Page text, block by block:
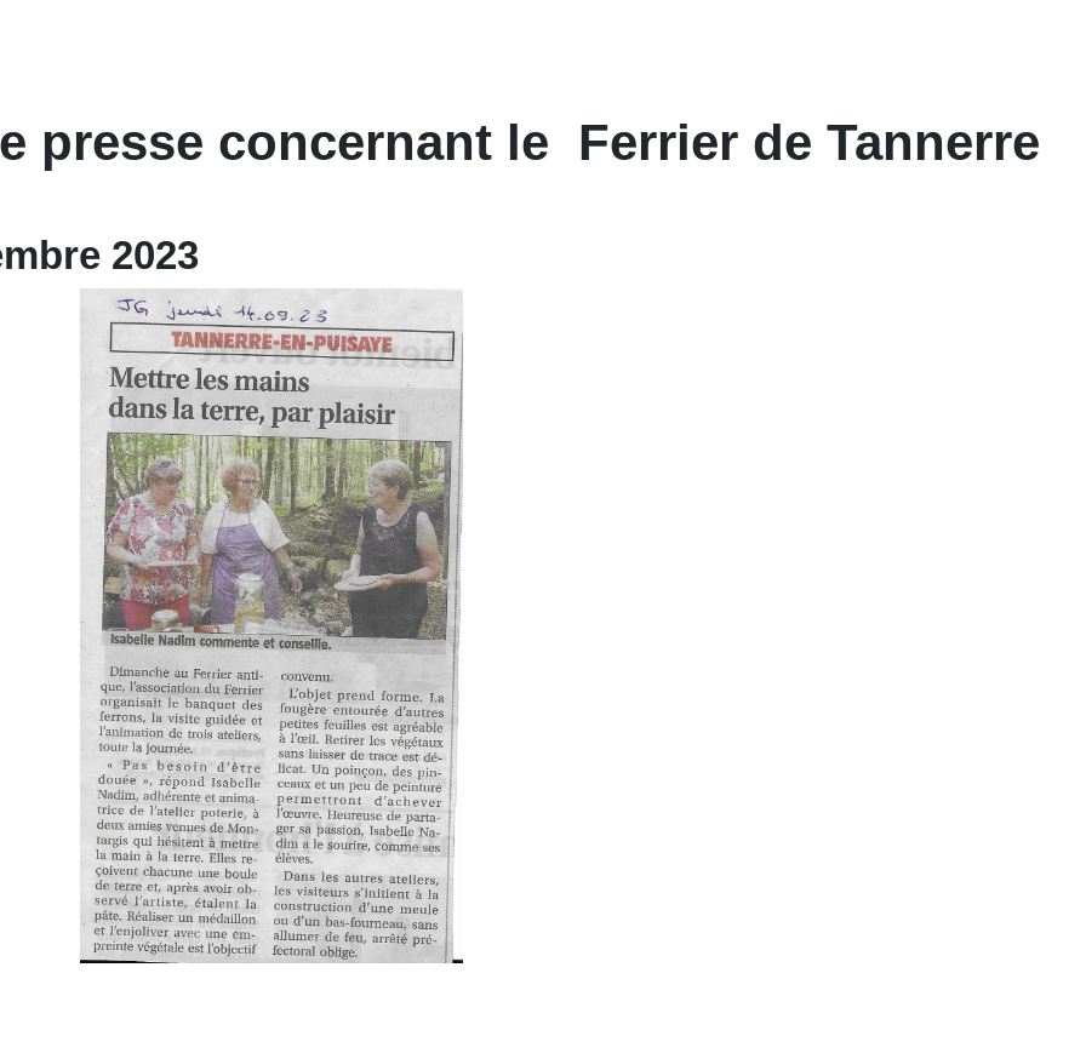
presse concernant le Ferrier de Tannerre
2023